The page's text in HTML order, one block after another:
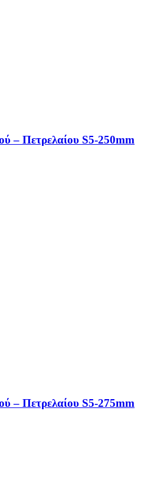
– Πετρελαίου S5-250mm
– Πετρελαίου S5-275mm